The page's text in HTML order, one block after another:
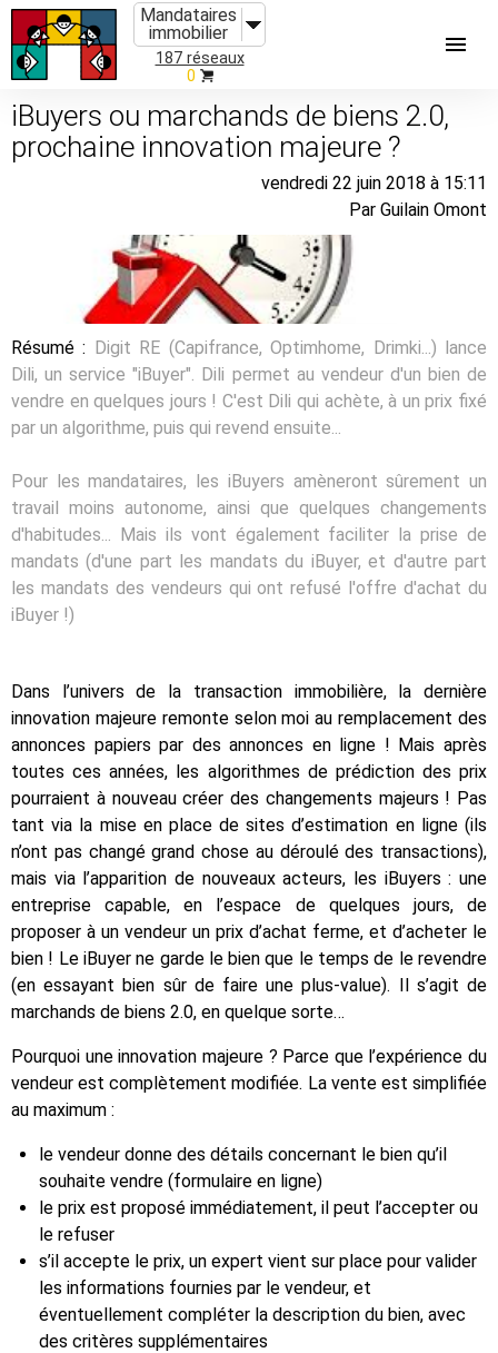
Mandataires
immobilier
187 réseaux
0
iBuyers ou marchands de biens 2.0,
prochaine innovation majeure ?
vendredi 22 juin 2018 à 15:11
Par Guilain Omont
Résumé : Digit RE (Capifrance, Optimhome, Drimki...) lance
Dili, un service "iBuyer". Dili permet au vendeur d'un bien de
vendre en quelques jours ! C'est Dili qui achète, à un prix fixé
par un algorithme, puis qui revend ensuite...
Pour les mandataires, les iBuyers amèneront sûrement un
travail moins autonome, ainsi que quelques changements
d'habitudes... Mais ils vont également faciliter la prise de
mandats (d'une part les mandats du iBuyer, et d'autre part
les mandats des vendeurs qui ont refusé l'offre d'achat du
iBuyer !)
Dans l’univers de la transaction immobilière, la dernière
innovation majeure remonte selon moi au remplacement des
annonces papiers par des annonces en ligne ! Mais après
toutes ces années, les algorithmes de prédiction des prix
pourraient à nouveau créer des changements majeurs ! Pas
tant via la mise en place de sites d’estimation en ligne (ils
n’ont pas changé grand chose au déroulé des transactions),
mais via l’apparition de nouveaux acteurs, les iBuyers : une
entreprise capable, en l’espace de quelques jours, de
proposer à un vendeur un prix d’achat ferme, et d’acheter le
bien ! Le iBuyer ne garde le bien que le temps de le revendre
(en essayant bien sûr de faire une plus-value). Il s’agit de
marchands de biens 2.0, en quelque sorte…
Pourquoi une innovation majeure ? Parce que l’expérience du
vendeur est complètement modifiée. La vente est simplifiée
au maximum :
le vendeur donne des détails concernant le bien qu’il
souhaite vendre (formulaire en ligne)
le prix est proposé immédiatement, il peut l’accepter ou
le refuser
s’il accepte le prix, un expert vient sur place pour valider
les informations fournies par le vendeur, et
éventuellement compléter la description du bien, avec
des critères supplémentaires